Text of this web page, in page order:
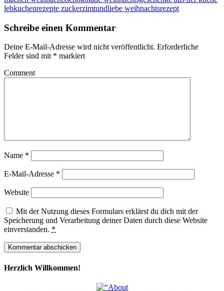
Schreibe einen Kommentar
Deine E-Mail-Adresse wird nicht veröffentlicht. Erforderliche
Felder sind mit * markiert
Comment
Name *
E-Mail-Adresse *
Website
Mit der Nutzung dieses Formulars erklärst du dich mit der
Speicherung und Verarbeitung deiner Daten durch diese Website
einverstanden. *
Herzlich Willkommen!